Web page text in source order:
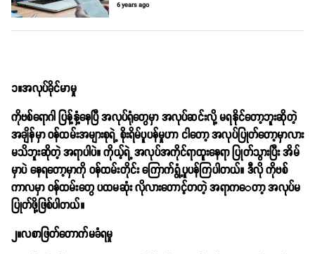
6 years ago
၁။အလုပ်ခိုင်မာမှု
ကိုဗစ်‌ရောဂါ ပြန့်နှံ့နေပြီ အလုပ်ရုံတွေမှာ အလုပ်ဆင်းလို့ မရနိုင်တော့ဘူးဆိုတဲ့
အချိန်မှာ ဝန်ထမ်းအများစုရဲ့ စိုးရိမ်ပူပန်မှုဟာ ငါတော့ အလုပ်ပြုတ်တော့မှာလား
မသိဘူးဆိုတဲ့ အရာပါပဲ။ ကိုယ့်ရဲ့ အလုပ်အကိုင်ရာထူးနေရာ ပြုတ်သွားပြီး အိမ်
မှာပဲ နေရတော့မှာကို ဝန်ထမ်းတိုင်း ကြောက်ရွံ့ပူပန်ကြပါတယ်။ ဒီလို ကိုဗစ်
ကာလမှာ ဝန်ထမ်းတွေ ပထမဆုံး လိုလားတောင့်တတဲ့ အရာက‌ေတာ့ အလုပ်မ
ပြုတ်ဖို့ဖြစ်ပါတယ်။
၂။လစာဖြတ်တောက်မခံရမှု